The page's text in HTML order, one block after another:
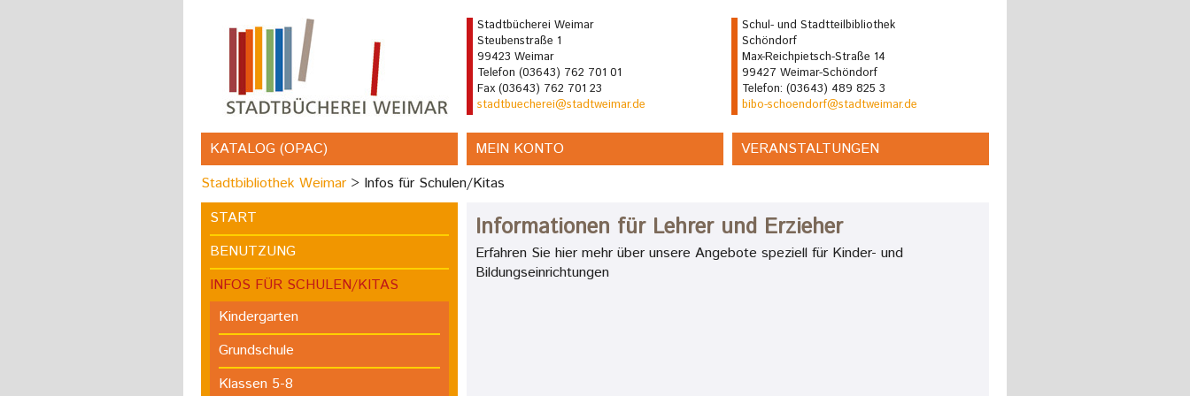
Stadtbücherei Weimar
Steubenstraße 1
99423 Weimar
Telefon (03643) 762 701 01
Fax (03643) 762 701 23
stadtbuecherei@stadtweimar.de
Schul- und Stadtteilbibliothek
Schöndorf
Max-Reichpietsch-Straße 14
99427 Weimar-Schöndorf
Telefon: (03643) 489 825 3
bibo-schoendorf@stadtweimar.de
KATALOG (OPAC) MEIN KONTO
VERANSTALTUNGEN
Stadtbibliothek Weimar
Infos für Schulen/Kitas
Informationen für Lehrer und Erzieher
Erfahren Sie hier mehr über unsere Angebote speziell für Kinder- und
Bildungseinrichtungen
START
BENUTZUNG
INFOS FÜR SCHULEN/KITAS
Kindergarten
Grundschule
Klassen 5-8